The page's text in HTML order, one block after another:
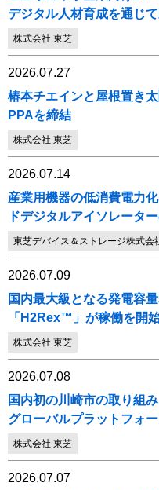
デジタル人材育成を通じ
株式会社 東芝
2026.07.27
椿本チエインと屋根置き
PPAを締結
株式会社 東芝
2026.07.14
産業用機器の低消費電力
ドデジタルアイソレータ
東芝デバイス＆ストレージ株式会
2026.07.09
国内最大級となる発電容
「H2Rex™」が稼働を開
株式会社 東芝
2026.07.08
国内初の川崎市の取り組
グローバルプラットフォ
株式会社 東芝
2026.07.07